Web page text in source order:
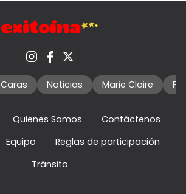
Caras Noticias Marie Claire
Quienes Somos
Contáctenos
Equipo
Reglas de participación
Tránsito